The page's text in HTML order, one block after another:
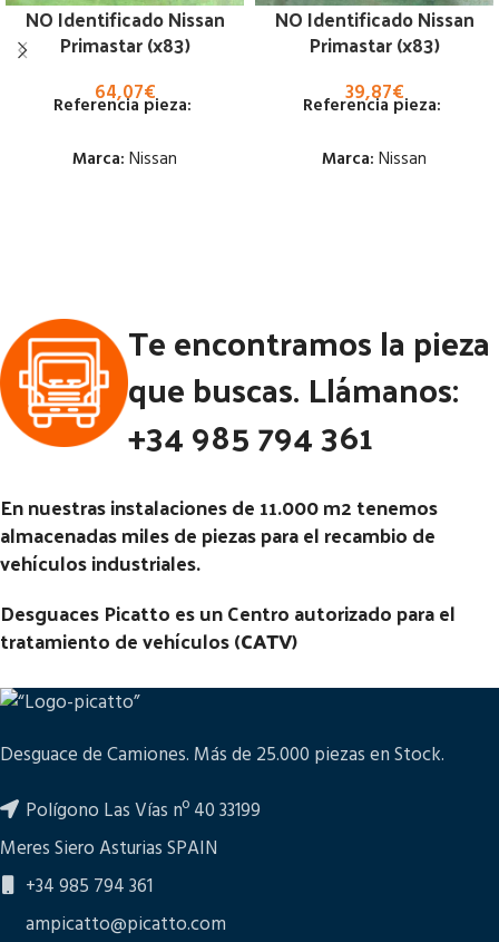
NO Identificado Nissan
Primastar (x83)
64,07€
Referencia pieza:
Marca: Nissan
Código Pieza:53213
NO Identificado Nissan
Primastar (x83)
39,87€
Referencia pieza:
Marca: Nissan
Código Pieza: 53138
Te encontramos la pieza
que buscas. Llámanos:
+34 985 794 361
En nuestras instalaciones de 11.000 m2 tenemos
almacenadas miles de piezas para el recambio de
vehículos industriales.
Desguaces Picatto es un Centro autorizado para el
tratamiento de vehículos (CATV)
Desguace de Camiones. Más de 25.000 piezas en Stock.
Polígono Las Vías nº 40 33199
Meres Siero Asturias SPAIN
+34 985 794 361
ampicatto@picatto.com